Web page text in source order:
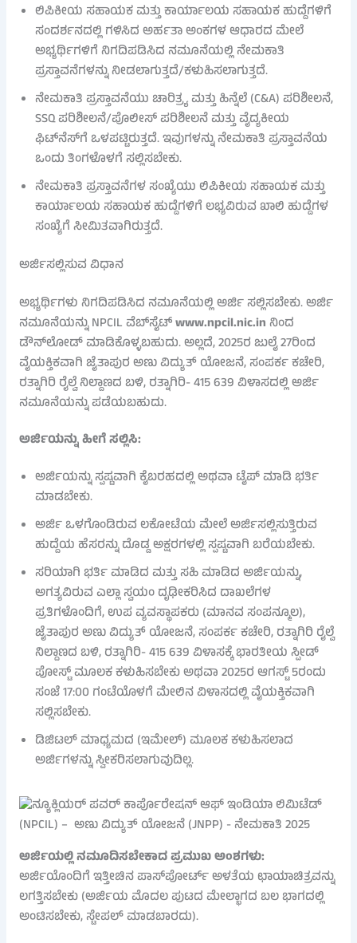
ಲಿಪಿಕೀಯ ಸಹಾಯಕ ಮತ್ತು ಕಾರ್ಯಾಲಯ ಸಹಾಯಕ ಹುದ್ದೆಗಳಿಗೆ
ಸಂದರ್ಶನದಲ್ಲಿ ಗಳಿಸಿದ ಅರ್ಹತಾ ಅಂಕಗಳ ಆಧಾರದ ಮೇಲೆ
ಅಭ್ಯರ್ಥಿಗಳಿಗೆ ನಿಗದಿಪಡಿಸಿದ ನಮೂನೆಯಲ್ಲಿ ನೇಮಕಾತಿ
ಪ್ರಸ್ತಾವನೆಗಳನ್ನು ನೀಡಲಾಗುತ್ತದೆ/ಕಳುಹಿಸಲಾಗುತ್ತದೆ.
ನೇಮಕಾತಿ ಪ್ರಸ್ತಾವನೆಯು ಚಾರಿತ್ರ್ಯ ಮತ್ತು ಹಿನ್ನೆಲೆ (C&A) ಪರಿಶೀಲನೆ,
SSQ ಪರಿಶೀಲನೆ/ಪೊಲೀಸ್ ಪರಿಶೀಲನೆ ಮತ್ತು ವೈದ್ಯಕೀಯ
ಫಿಟ್‌ನೆಸ್‌ಗೆ ಒಳಪಟ್ಟಿರುತ್ತದೆ. ಇವುಗಳನ್ನು ನೇಮಕಾತಿ ಪ್ರಸ್ತಾವನೆಯ
ಒಂದು ತಿಂಗಳೊಳಗೆ ಸಲ್ಲಿಸಬೇಕು.
ನೇಮಕಾತಿ ಪ್ರಸ್ತಾವನೆಗಳ ಸಂಖ್ಯೆಯು ಲಿಪಿಕೀಯ ಸಹಾಯಕ ಮತ್ತು
ಕಾರ್ಯಾಲಯ ಸಹಾಯಕ ಹುದ್ದೆಗಳಿಗೆ ಲಭ್ಯವಿರುವ ಖಾಲಿ ಹುದ್ದೆಗಳ
ಸಂಖ್ಯೆಗೆ ಸೀಮಿತವಾಗಿರುತ್ತದೆ.
ಅರ್ಜಿಸಲ್ಲಿಸುವ ವಿಧಾನ
ಅಭ್ಯರ್ಥಿಗಳು ನಿಗದಿಪಡಿಸಿದ ನಮೂನೆಯಲ್ಲಿ ಅರ್ಜಿ ಸಲ್ಲಿಸಬೇಕು. ಅರ್ಜಿ
ನಮೂನೆಯನ್ನು NPCIL ವೆಬ್‌ಸೈಟ್www.npcil.nic.inನಿಂದ
ಡೌನ್‌ಲೋಡ್ ಮಾಡಿಕೊಳ್ಳಬಹುದು. ಅಲ್ಲದೆ, 2025ರ ಜುಲೈ 27ರಿಂದ
ವೈಯಕ್ತಿಕವಾಗಿ ಜೈತಾಪುರ ಅಣು ವಿದ್ಯುತ್ ಯೋಜನೆ, ಸಂಪರ್ಕ ಕಚೇರಿ,
ರತ್ನಾಗಿರಿ ರೈಲ್ವೆ ನಿಲ್ದಾಣದ ಬಳಿ, ರತ್ನಾಗಿರಿ- 415 639 ವಿಳಾಸದಲ್ಲಿ ಅರ್ಜಿ
ನಮೂನೆಯನ್ನು ಪಡೆಯಬಹುದು.
ಅರ್ಜಿಯನ್ನು ಹೀಗೆ ಸಲ್ಲಿಸಿ:
ಅರ್ಜಿಯನ್ನು ಸ್ಪಷ್ಟವಾಗಿ ಕೈಬರಹದಲ್ಲಿ ಅಥವಾ ಟೈಪ್ ಮಾಡಿ ಭರ್ತಿ
ಮಾಡಬೇಕು.
ಅರ್ಜಿ ಒಳಗೊಂಡಿರುವ ಲಕೋಟೆಯ ಮೇಲೆ ಅರ್ಜಿಸಲ್ಲಿಸುತ್ತಿರುವ
ಹುದ್ದೆಯ ಹೆಸರನ್ನು ದೊಡ್ಡ ಅಕ್ಷರಗಳಲ್ಲಿ ಸ್ಪಷ್ಟವಾಗಿ ಬರೆಯಬೇಕು.
ಸರಿಯಾಗಿ ಭರ್ತಿ ಮಾಡಿದ ಮತ್ತು ಸಹಿ ಮಾಡಿದ ಅರ್ಜಿಯನ್ನು,
ಅಗತ್ಯವಿರುವ ಎಲ್ಲಾ ಸ್ವಯಂ ದೃಢೀಕರಿಸಿದ ದಾಖಲೆಗಳ
ಪ್ರತಿಗಳೊಂದಿಗೆ, ಉಪ ವ್ಯವಸ್ಥಾಪಕರು (ಮಾನವ ಸಂಪನ್ಮೂಲ),
ಜೈತಾಪುರ ಅಣು ವಿದ್ಯುತ್ ಯೋಜನೆ, ಸಂಪರ್ಕ ಕಚೇರಿ, ರತ್ನಾಗಿರಿ ರೈಲ್ವೆ
ನಿಲ್ದಾಣದ ಬಳಿ, ರತ್ನಾಗಿರಿ- 415 639 ವಿಳಾಸಕ್ಕೆ ಭಾರತೀಯ ಸ್ಪೀಡ್
ಪೋಸ್ಟ್ ಮೂಲಕ ಕಳುಹಿಸಬೇಕು ಅಥವಾ 2025ರ ಆಗಸ್ಟ್ 5ರಂದು
ಸಂಜೆ 17:00 ಗಂಟೆಯೊಳಗೆ ಮೇಲಿನ ವಿಳಾಸದಲ್ಲಿ ವೈಯಕ್ತಿಕವಾಗಿ
ಸಲ್ಲಿಸಬೇಕು.
ಡಿಜಿಟಲ್ ಮಾಧ್ಯಮದ (ಇಮೇಲ್) ಮೂಲಕ ಕಳುಹಿಸಲಾದ
ಅರ್ಜಿಗಳನ್ನು ಸ್ವೀಕರಿಸಲಾಗುವುದಿಲ್ಲ.
ಅರ್ಜಿಯಲ್ಲಿ ನಮೂದಿಸಬೇಕಾದ ಪ್ರಮುಖ ಅಂಶಗಳು:
ಅರ್ಜಿಯೊಂದಿಗೆ ಇತ್ತೀಚಿನ ಪಾಸ್‌ಪೋರ್ಟ್ ಅಳತೆಯ ಛಾಯಾಚಿತ್ರವನ್ನು
ಲಗತ್ತಿಸಬೇಕು (ಅರ್ಜಿಯ ಮೊದಲ ಪುಟದ ಮೇಲ್ಭಾಗದ ಬಲ ಭಾಗದಲ್ಲಿ
ಅಂಟಿಸಬೇಕು, ಸ್ಟೇಪಲ್ ಮಾಡಬಾರದು).